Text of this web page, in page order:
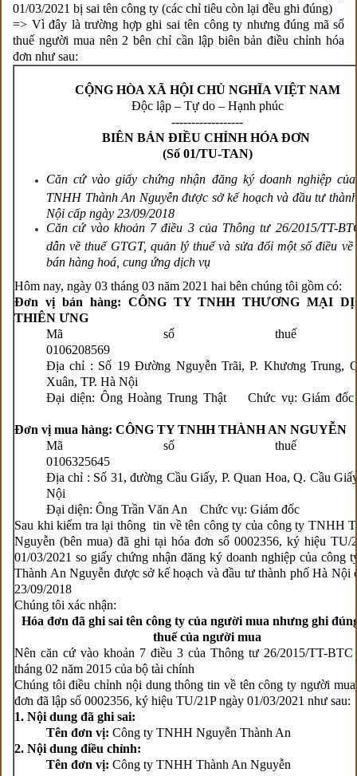
01/03/2021 bị sai tên công ty (các chỉ tiêu còn lại đều ghi đúng)
=> Vì đây là trường hợp ghi sai tên công ty nhưng đúng mã số
thuế người mua nên 2 bên chỉ cần lập biên bản điều chỉnh hóa
đơn như sau:
CỘNG HÒA XÃ HỘI CHỦ NGHĨA VIỆT NAM
Độc lập – Tự do – Hạnh phúc
------------------
BIÊN BẢN ĐIỀU CHỈNH HÓA ĐƠN
(Số 01/TU-TAN)
Căn cứ vào giấy chứng nhận đăng ký doanh nghiệp
TNHH Thành An Nguyễn được sở kế hoạch và đầu tư
Nội cấp ngày 23/09/2018
Căn cứ vào khoản 7 điều 3 của Thông tư 26/2015/TT-
dẫn về thuế GTGT, quản lý thuế và sửa đổi một số điều về
bán hàng hoá, cung ứng dịch vụ
Hôm nay, ngày 03 tháng 03 năm 2021 hai bên chúng tôi gồm có:
Đơn vị bán hàng: CÔNG TY TNHH THƯƠNG MẠI
THIÊN ƯNG
Mã số
Địa chỉ : Số 19 Đường Nguyễn Trãi, P. Khương Trung,
Xuân, TP. Hà Nội
Đại diện: Ông Hoàng Trung Thật Chức vụ:
Đơn vị mua hàng: CÔNG TY TNHH THÀNH AN NGUYỄN
Mã số
Địa chỉ : Số 31, đường Cầu Giấy, P. Quan Hoa, Q. Cầu
Nội
Đại diện: Ông Trần Văn An Chức vụ: Giám đốc
Sau khi kiểm tra lại thông tin về tên công ty của công ty TNHH
Nguyễn (bên mua) đã ghi tại hóa đơn số 0002356, ký hiệu TU/
01/03/2021 so giấy chứng nhận đăng ký doanh nghiệp của công
Thành An Nguyễn được sở kế hoạch và đầu tư thành phố Hà Nội
23/09/2018
Chúng tôi xác nhận:
Hóa đơn đã ghi sai tên công ty của người mua nhưng ghi
thuế của người mua
Nên căn cứ vào khoản 7 điều 3 của Thông tư 26/2015/TT-BTC
tháng 02 năm 2015 của bộ tài chính
Chúng tôi điều chỉnh nội dung thông tin về tên công ty người mua
đơn đã lập số 0002356, ký hiệu TU/21P ngày 01/03/2021 như sau:
1. Nội dung đã ghi sai:
Tên đơn vị: Công ty TNHH Nguyễn Thành An
2. Nội dung điều chỉnh:
Tên đơn vị: Công ty TNHH Thành An Nguyễn